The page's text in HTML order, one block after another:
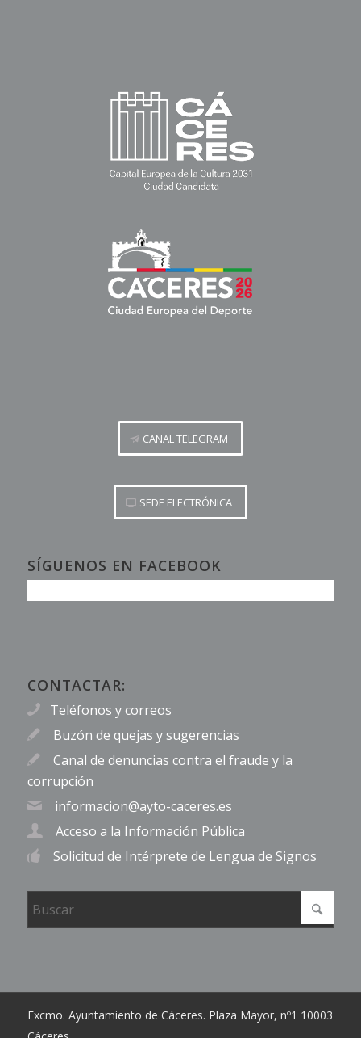
CANAL TELEGRAM
SEDE ELECTRÓNICA
SÍGUENOS EN FACEBOOK
CONTACTAR:
Teléfonos y correos
Buzón de quejas y sugerencias
Canal de denuncias contra el fraude y la
corrupción
informacion@ayto-caceres.es
Acceso a la Información Pública
Solicitud de Intérprete de Lengua de Signos
Excmo. Ayuntamiento de Cáceres. Plaza Mayor, nº1 10003